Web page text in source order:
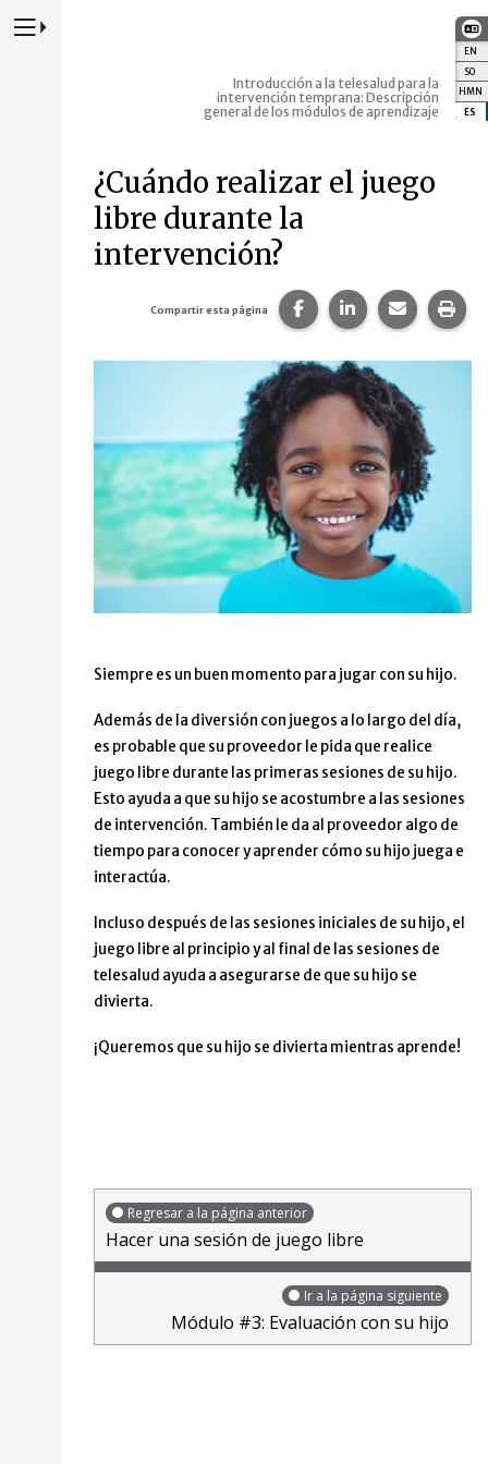
EN
SO
HMN
ES
Presione para alternar la navegación principal del sitio web
Introducción a la telesalud para la
intervención temprana: Descripción
general de los módulos de aprendizaje
¿Cuándo realizar el juego
libre durante la
intervención?
Compartir esta página Compartir esta página
Compartir esta
Siempre es un buen momento para jugar con su hijo.
Además de la diversión con juegos a lo largo del día,
es probable que su proveedor le pida que realice
juego libre durante las primeras sesiones de su hijo.
Esto ayuda a que su hijo se acostumbre a las sesiones
de intervención. También le da al proveedor algo de
tiempo para conocer y aprender cómo su hijo juega e
interactúa.
Incluso después de las sesiones iniciales de su hijo, el
juego libre al principio y al final de las sesiones de
telesalud ayuda a asegurarse de que su hijo se
divierta.
¡Queremos que su hijo se divierta mientras aprende!
Regresar a la página anterior
Hacer una sesión de juego libre
Ir a la página siguiente
Módulo #3: Evaluación con su hijo